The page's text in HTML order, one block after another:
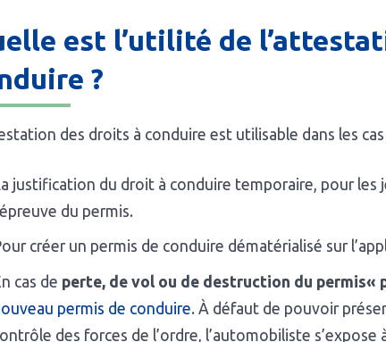
est l’utilité de
?
des droits à conduire est utilisable dans les
justification du droit à conduire temporaire, pour les
du permis.
créer un permis de conduire dématérialisé sur
cas de perte, de vol ou de destruction du permis«
permis de conduire. À défaut de pouvoir
des forces de l’ordre, l’automobiliste